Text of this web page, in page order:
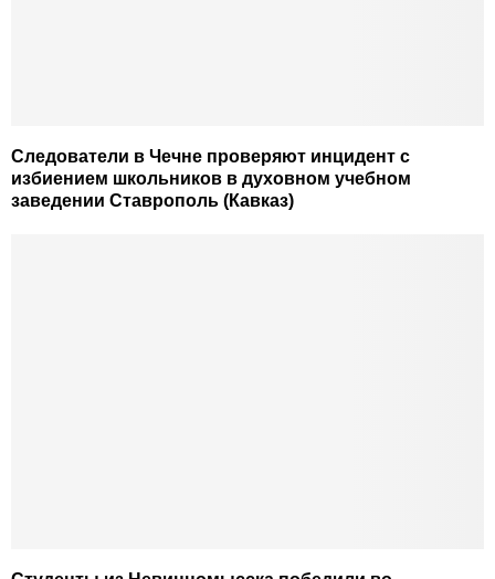
Следователи в Чечне проверяют инцидент с
избиением школьников в духовном учебном
заведении Ставрополь (Кавказ)